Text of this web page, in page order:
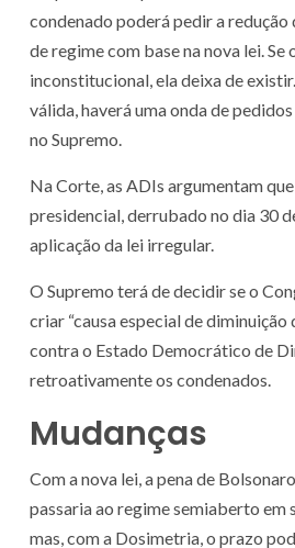
condenado poderá pedir a redução
de regime com base na nova lei. Se
inconstitucional, ela deixa de
válida, haverá uma onda de
no Supremo.
Na Corte, as ADIs argumentam
presidencial, derrubado no dia 30
aplicação da lei irregular.
O Supremo terá de decidir se o
criar “causa especial de diminuição
contra o Estado Democrático de
retroativamente os condenados.
Mudanças
Com a nova lei, a pena de
passaria ao regime semiaberto em
mas, com a Dosimetria, o prazo